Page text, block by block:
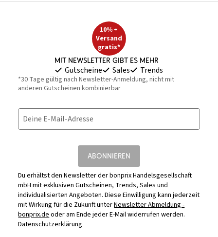
10% +
Versand
gratis*
Mit Newsletter gibt es mehr
Gutscheine Sales Trends
*30 Tage gültig nach Newsletter-Anmeldung, nicht mit
anderen Gutscheinen kombinierbar
Deine E-Mail-Adresse
ABONNIEREN
Du erhältst den Newsletter der bonprix Handelsgesellschaft
mbH mit exklusiven Gutscheinen, Trends, Sales und
individualisierten Angeboten. Diese Einwilligung kann jederzeit
mit Wirkung für die Zukunft unterNewsletter Abmeldung -
bonprix.deoder am Ende jeder E-Mail widerrufen werden.
Datenschutzerklärung